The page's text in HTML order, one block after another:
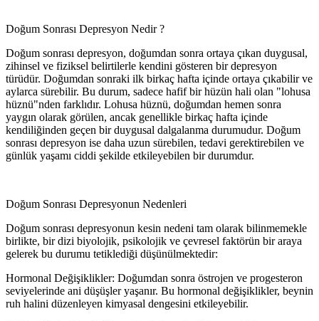
Doğum Sonrası Depresyon Nedir ?
Doğum sonrası depresyon, doğumdan sonra ortaya çıkan duygusal,
zihinsel ve fiziksel belirtilerle kendini gösteren bir depresyon
türüdür. Doğumdan sonraki ilk birkaç hafta içinde ortaya çıkabilir ve
aylarca sürebilir. Bu durum, sadece hafif bir hüzün hali olan "lohusa
hüznü"nden farklıdır. Lohusa hüznü, doğumdan hemen sonra
yaygın olarak görülen, ancak genellikle birkaç hafta içinde
kendiliğinden geçen bir duygusal dalgalanma durumudur. Doğum
sonrası depresyon ise daha uzun sürebilen, tedavi gerektirebilen ve
günlük yaşamı ciddi şekilde etkileyebilen bir durumdur.
Doğum Sonrası Depresyonun Nedenleri
Doğum sonrası depresyonun kesin nedeni tam olarak bilinmemekle
birlikte, bir dizi biyolojik, psikolojik ve çevresel faktörün bir araya
gelerek bu durumu tetiklediği düşünülmektedir:
Hormonal Değişiklikler: Doğumdan sonra östrojen ve progesteron
seviyelerinde ani düşüşler yaşanır. Bu hormonal değişiklikler, beynin
ruh halini düzenleyen kimyasal dengesini etkileyebilir.